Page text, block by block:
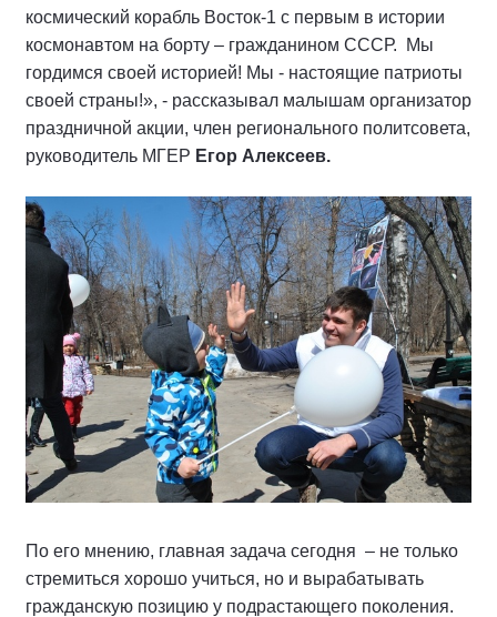
космический корабль Восток-1 с первым в истории
космонавтом на борту – гражданином СССР. Мы
гордимся своей историей! Мы - настоящие патриоты
своей страны!», - рассказывал малышам организатор
праздничной акции, член регионального политсовета,
руководитель МГЕР Егор Алексеев.
По его мнению, главная задача сегодня – не только
стремиться хорошо учиться, но и вырабатывать
гражданскую позицию у подрастающего поколения.